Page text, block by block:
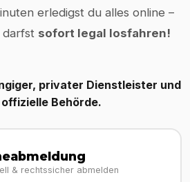
erledigst du alles online –
darfst sofort legal losfahren!
privater Dienstleister und
Behörde.
& rechtssicher abmelden